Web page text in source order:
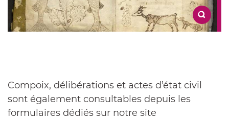
Compoix, délibérations et actes d’état civil
sont également consultables depuis les
formulaires dédiés sur notre site